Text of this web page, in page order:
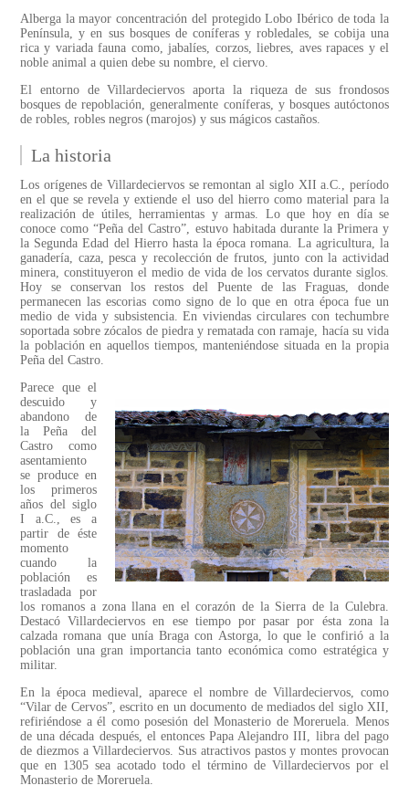
Alberga la mayor concentración del protegido Lobo Ibérico de toda la
Península, y en sus bosques de coníferas y robledales, se cobija una
rica y variada fauna como, jabalíes, corzos, liebres, aves rapaces y el
noble animal a quien debe su nombre, el ciervo.
El entorno de Villardeciervos aporta la riqueza de sus frondosos
bosques de repoblación, generalmente coníferas, y bosques autóctonos
de robles, robles negros (marojos) y sus mágicos castaños.
La historia
Los orígenes de Villardeciervos se remontan al siglo XII a.C., período
en el que se revela y extiende el uso del hierro como material para la
realización de útiles, herramientas y armas. Lo que hoy en día se
conoce como “Peña del Castro”, estuvo habitada durante la Primera y
la Segunda Edad del Hierro hasta la época romana. La agricultura, la
ganadería, caza, pesca y recolección de frutos, junto con la actividad
minera, constituyeron el medio de vida de los cervatos durante siglos.
Hoy se conservan los restos del Puente de las Fraguas, donde
permanecen las escorias como signo de lo que en otra época fue un
medio de vida y subsistencia. En viviendas circulares con techumbre
soportada sobre zócalos de piedra y rematada con ramaje, hacía su vida
la población en aquellos tiempos, manteniéndose situada en la propia
Peña del Castro.
Parece que el
descuido y
abandono de
la Peña del
Castro como
asentamiento
se produce en
los primeros
años del siglo
I a.C., es a
partir de éste
momento
cuando la
población es
trasladada por
los romanos a zona llana en el corazón de la Sierra de la Culebra.
Destacó Villardeciervos en ese tiempo por pasar por ésta zona la
calzada romana que unía Braga con Astorga, lo que le confirió a la
población una gran importancia tanto económica como estratégica y
militar.
En la época medieval, aparece el nombre de Villardeciervos, como
“Vilar de Cervos”, escrito en un documento de mediados del siglo XII,
refiriéndose a él como posesión del Monasterio de Moreruela. Menos
de una década después, el entonces Papa Alejandro III, libra del pago
de diezmos a Villardeciervos. Sus atractivos pastos y montes provocan
que en 1305 sea acotado todo el término de Villardeciervos por el
Monasterio de Moreruela.